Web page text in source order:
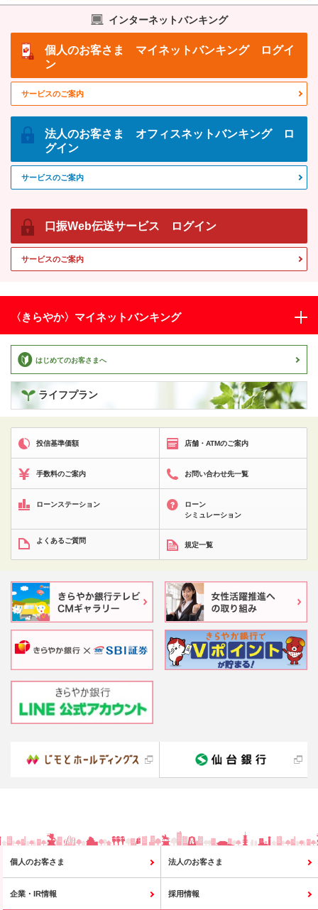
インターネットバンキング
個人のお客さま マイネットバンキング ログイ
ン
サービスのご案内
法人のお客さま オフィスネットバンキング ロ
グイン
サービスのご案内
口振Web伝送サービス ログイン
サービスのご案内
〈きらやか〉 マイネットバンキング
はじめてのお客さまへ
ライフプラン
投信基準価額 店舗・ATMのご案内
手数料のご案内 お問い合わせ先一覧
ローンステーション
ローン
シミュレーション
よくあるご質問
規定一覧
個人のお客さま 法人のお客さま
企業・IR情報 採用情報